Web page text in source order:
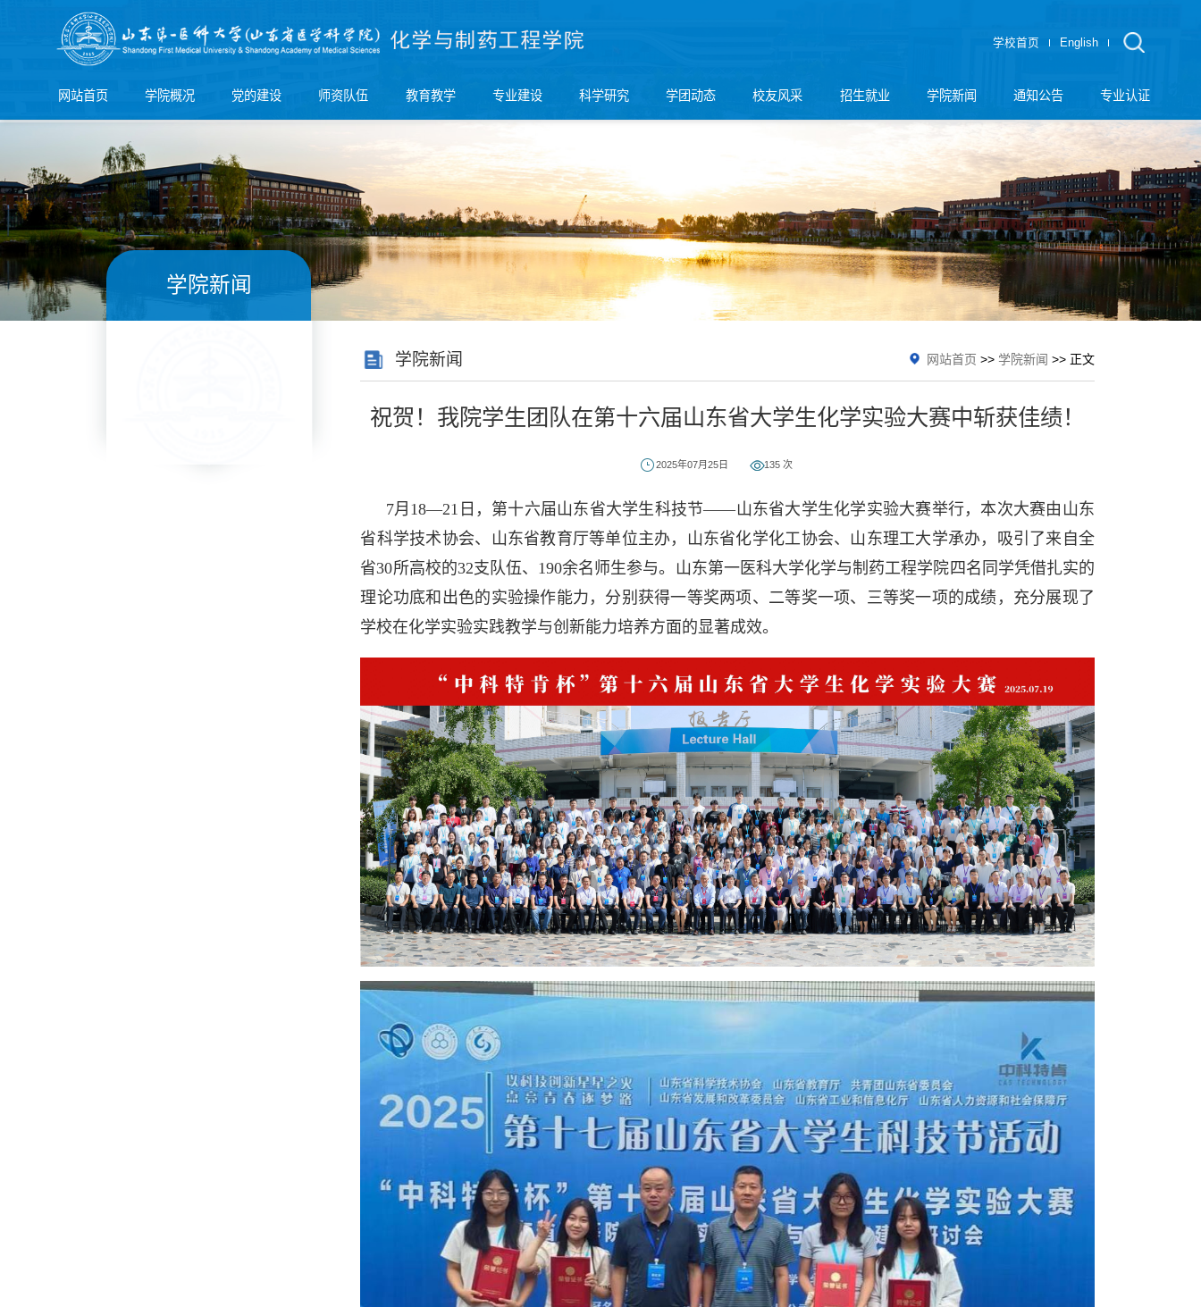
学校首页 English
网站首页 学院概况 党的建设 师资队伍 教育教学 专业建设 科学研究 学团动态 校友风采 招生就业 学院新闻 通知公告 专业认证
学院新闻
学院新闻 网站首页 >> 学院新闻 >> 正文
祝贺！我院学生团队在第十六届山东省大学生化学实验大赛中斩获佳绩！
2025年07月25日 135 次
7月18—21日，第十六届山东省大学生科技节——山东省大学生化学实验大赛举行，本次大赛由山东
省科学技术协会、山东省教育厅等单位主办，山东省化学化工协会、山东理工大学承办，吸引了来自全
省30所高校的32支队伍、190余名师生参与。山东第一医科大学化学与制药工程学院四名同学凭借扎实的
理论功底和出色的实验操作能力，分别获得一等奖两项、二等奖一项、三等奖一项的成绩，充分展现了
学校在化学实验实践教学与创新能力培养方面的显著成效。